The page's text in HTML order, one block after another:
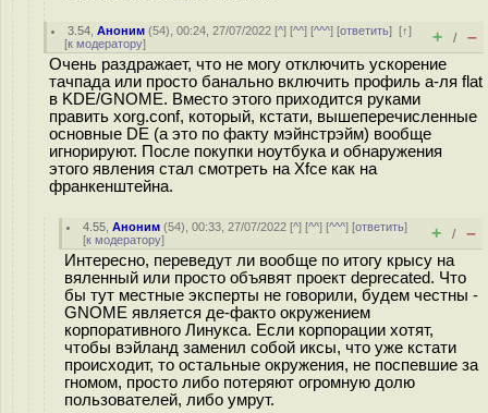
3.54 ,Аноним (54), 00:24, 27/07/2022 [^] [^^] [^^^] [ответить][↑]
[к модератору] + / –
Очень раздражает, что не могу отключить ускорение
тачпада или просто банально включить профиль а-ля flat
в KDE/GNOME. Вместо этого приходится руками
править xorg.conf, который, кстати, вышеперечисленные
основные DE (а это по факту мэйнстрэйм) вообще
игнорируют. После покупки ноутбука и обнаружения
этого явления стал смотреть на Xfce как на
франкенштейна.
4.55 ,Аноним (54), 00:33, 27/07/2022 [^] [^^] [^^^] [ответить]
[к модератору] + / –
Интересно, переведут ли вообще по итогу крысу на
вяленный или просто объявят проект deprecated. Что
бы тут местные эксперты не говорили, будем честны -
GNOME является де-факто окружением
корпоративного Линукса. Если корпорации хотят,
чтобы вэйланд заменил собой иксы, что уже кстати
происходит, то остальные окружения, не поспевшие за
гномом, просто либо потеряют огромную долю
пользователей, либо умрут.